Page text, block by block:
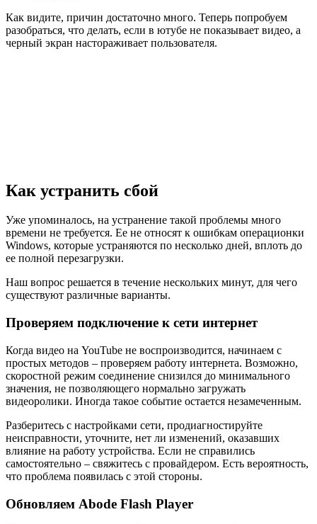
Как видите, причин достаточно много. Теперь попробуем
разобраться, что делать, если в ютубе не показывает видео, а
черный экран настораживает пользователя.
Как устранить сбой
Уже упоминалось, на устранение такой проблемы много
времени не требуется. Ее не относят к ошибкам операционки
Windows, которые устраняются по несколько дней, вплоть до
ее полной перезагрузки.
Наш вопрос решается в течение нескольких минут, для чего
существуют различные варианты.
Проверяем подключение к сети интернет
Когда видео на YouTube не воспроизводится, начинаем с
простых методов – проверяем работу интернета. Возможно,
скоростной режим соединение снизился до минимального
значения, не позволяющего нормально загружать
видеоролики. Иногда такое событие остается незамеченным.
Разберитесь с настройками сети, продиагностируйте
неисправности, уточните, нет ли изменений, оказавших
влияние на работу устройства. Если не справились
самостоятельно – свяжитесь с провайдером. Есть вероятность,
что проблема появилась с этой стороны.
Обновляем Abode Flash Player